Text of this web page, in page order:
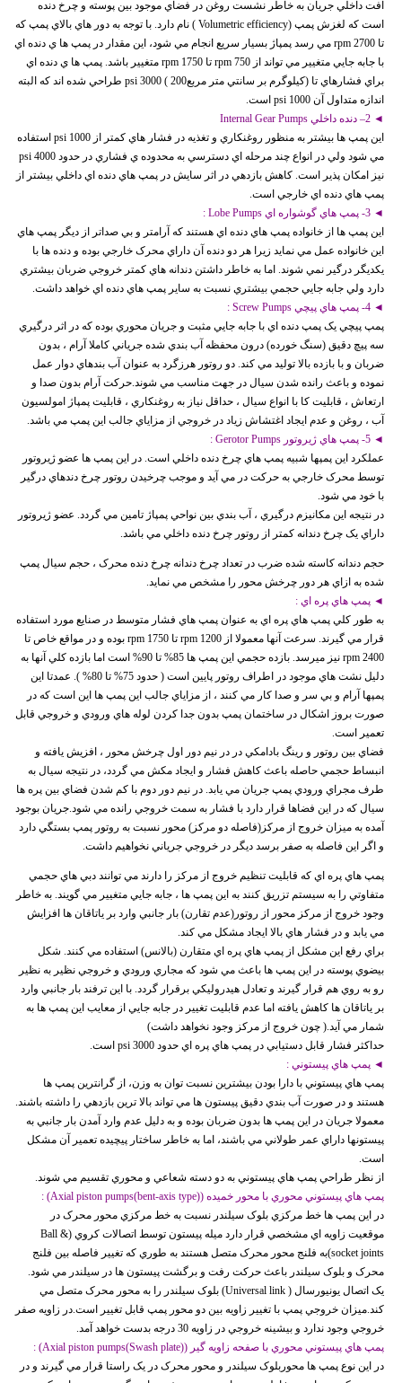
افت داخلي جريان به خاطر نشست روغن در فضاي موجود بين پوسته و چرخ دنده
است که لغزش پمپ (Volumetric efficiency ) نام دارد. با توجه به دور هاي بالاي پمپ که
تا rpm 2700 مي رسد پمپاژ بسيار سريع انجام مي شود، اين مقدار در پمپ ها ي دنده اي
با جابه جايي متغيير مي تواند از 750 rpm تا 1750 rpm متغيير باشد. پمپ ها ي دنده اي
براي فشارهاي تا (كيلوگرم بر سانتي متر مربع200 ) 3000 psi طراحي شده اند که البته
اندازه متداول آن 1000 psi است.
◄ 2– دنده داخلي Internal Gear Pumps
اين پمپ ها بيشتر به منظور روغنکاري و تغذيه در فشار هاي کمتر از 1000 psi استفاده
مي شود ولي در انواع چند مرحله اي دسترسي به محدوده ي فشاري در حدود 4000 psi
نيز امکان پذير است. کاهش بازدهي در اثر سايش در پمپ هاي دنده اي داخلي بيشتر از
پمپ هاي دنده اي خارجي است.
◄ 3- پمپ هاي گوشواره اي Lobe Pumps :
اين پمپ ها از خانواده پمپ هاي دنده اي هستند که آرامتر و بي صداتر از ديگر پمپ هاي
اين خانواده عمل مي نمايد زيرا هر دو دنده آن داراي محرک خارجي بوده و دنده ها با
يکديگر درگير نمي شوند. اما به خاطر داشتن دندانه هاي کمتر خروجي ضربان بيشتري
دارد ولي جابه جايي حجمي بيشتري نسبت به ساير پمپ هاي دنده اي خواهد داشت.
◄ 4- پمپ هاي پيچي Screw Pumps :
پمپ پيچي يک پمپ دنده اي با جابه جايي مثبت و جريان محوري بوده که در اثر درگيري
سه پيچ دقيق (سنگ خورده) درون محفظه آب بندي شده جرياني کاملا آرام ، بدون
ضربان و با بازده بالا توليد مي کند. دو روتور هرزگرد به عنوان آب بندهاي دوار عمل
نموده و باعث رانده شدن سيال در جهت مناسب مي شوند.حرکت آرام بدون صدا و
ارتعاش ، قابليت کا با انواع سيال ، حداقل نياز به روغنکاري ، قابليت پمپاژ امولسيون
آب ، روغن و عدم ايجاد اغتشاش زياد در خروجي از مزاياي جالب اين پمپ مي باشد.
◄ 5- پمپ هاي ژيروتور Gerotor Pumps :
عملکرد اين پمپها شبيه پمپ هاي چرخ دنده داخلي است. در اين پمپ ها عضو ژيروتور
توسط محرک خارجي به حرکت در مي آيد و موجب چرخيدن روتور چرخ دندهاي درگير
با خود مي شود.
در نتيجه اين مکانيزم درگيري ، آب بندي بين نواحي پمپاژ تامين مي گردد. عضو ژيروتور
داراي يک چرخ دندانه کمتر از روتور چرخ دنده داخلي مي باشد.
حجم دندانه کاسته شده ضرب در تعداد چرخ دندانه چرخ دنده محرک ، حجم سيال پمپ
شده به ازاي هر دور چرخش محور را مشخص مي نمايد.
◄ پمپ هاي پره اي :
به طور کلي پمپ هاي پره اي به عنوان پمپ هاي فشار متوسط در صنايع مورد استفاده
قرار مي گيرند. سرعت آنها معمولا از 1200 rpm تا 1750 rpm بوده و در مواقع خاص تا
2400 rpm نيز ميرسد. بازده حجمي اين پمپ ها 85% تا 90% است اما بازده کلي آنها به
دليل نشت هاي موجود در اطراف روتور پايين است ( حدود 75% تا 80% ). عمدتا اين
پمپها آرام و بي سر و صدا کار مي کنند ، از مزاياي جالب اين پمپ ها اين است که در
صورت بروز اشکال در ساختمان پمپ بدون جدا کردن لوله هاي ورودي و خروجي قابل
تعمير است.
فضاي بين روتور و رينگ بادامکي در در نيم دور اول چرخش محور ، افزيش يافته و
انبساط حجمي حاصله باعث کاهش فشار و ايجاد مکش مي گردد، در نتيجه سيال به
طرف مجراي ورودي پمپ جريان مي يابد. در نيم دور دوم با کم شدن فضاي بين پره ها
سيال که در اين فضاها قرار دارد با فشار به سمت خروجي رانده مي شود.جريان بوجود
آمده به ميزان خروج از مرکز(فاصله دو مركز) محور نسبت به روتور پمپ بستگي دارد
و اگر اين فاصله به صفر برسد ديگر در خروجي جرياني نخواهيم داشت.
پمپ هاي پره اي که قابليت تنظيم خروج از مرکز را دارند مي توانند دبي هاي حجمي
متفاوتي را به سيستم تزريق کنند به اين پمپ ها ، جابه جايي متغيير مي گويند. به خاطر
وجود خروج از مرکز محور از روتور(عدم تقارن) بار جانبي وارد بر ياتاقان ها افزايش
مي يابد و در فشار هاي بالا ايجاد مشکل مي کند.
براي رفع اين مشکل از پمپ هاي پره اي متقارن (بالانس) استفاده مي کنند. شکل
بيضوي پوسته در اين پمپ ها باعث مي شود که مجاري ورودي و خروجي نظير به نظير
رو به روي هم قرار گيرند و تعادل هيدروليکي برقرار گردد. با اين ترفند بار جانبي وارد
بر ياتاقان ها کاهش يافته اما عدم قابليت تغيير در جابه جايي از معايب اين پمپ ها به
شمار مي آيد.( چون خروج از مرکز وجود نخواهد داشت)
حداکثر فشار قابل دستيابي در پمپ هاي پره اي حدود 3000 psi است.
◄ پمپ هاي پيستوني :
پمپ هاي پيستوني با دارا بودن بيشترين نسبت توان به وزن، از گرانترين پمپ ها
هستند و در صورت آب بندي دقيق پيستون ها مي تواند بالا ترين بازدهي را داشته باشند.
معمولا جريان در اين پمپ ها بدون ضربان بوده و به دليل عدم وارد آمدن بار جانبي به
پيستونها داراي عمر طولاني مي باشند، اما به خاطر ساختار پيچيده تعمير آن مشکل
است.
از نظر طراحي پمپ هاي پيستوني به دو دسته شعاعي و محوري تقسيم مي شوند.
پمپ هاي پيستوني محوري با محور خميده (Axial piston pumps(bent-axis type)) :
در اين پمپ ها خط مرکزي بلوک سيلندر نسبت به خط مرکزي محور محرک در
موقعيت زاويه اي مشخصي قرار دارد ميله پيستون توسط اتصالات کروي (Ball &
socket joints)به فلنج محور محرک متصل هستند به طوري که تغيير فاصله بين فلنج
محرک و بلوک سيلندر باعث حرکت رفت و برگشت پيستون ها در سيلندر مي شود.
يک اتصال يونيورسال ( Universal link) بلوک سيلندر را به محور محرک متصل مي
کند.ميزان خروجي پمپ با تغيير زاويه بين دو محور پمپ قابل تغيير است.در زاويه صفر
خروجي وجود ندارد و بيشينه خروجي در زاويه 30 درجه بدست خواهد آمد.
پمپ هاي پيستوني محوري با صفحه زاويه گير (Axial piston pumps(Swash plate)) :
در اين نوع پمپ ها محوربلوک سيلندر و محور محرک در يک راستا قرار مي گيرند و در